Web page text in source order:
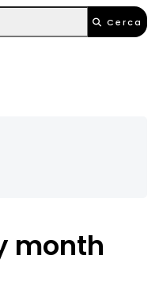
Cerca
month